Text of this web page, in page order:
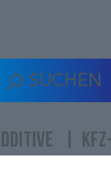
SUCHEN